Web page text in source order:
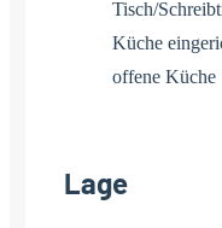
Tisch/
Küche
offene Küche
Lage